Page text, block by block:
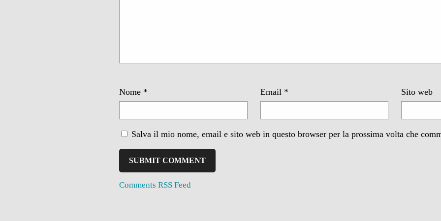
Nome * Email * Sito web
Salva il mio nome, email e sito web in questo browser per la prossima volta che
Comments RSS Feed